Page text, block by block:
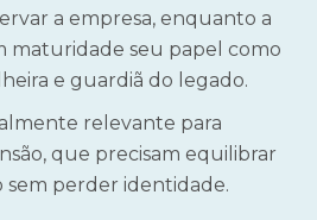
a empresa, enquanto a
maturidade seu papel como
e guardiã do legado.
relevante para
que precisam equilibrar
sem perder identidade.